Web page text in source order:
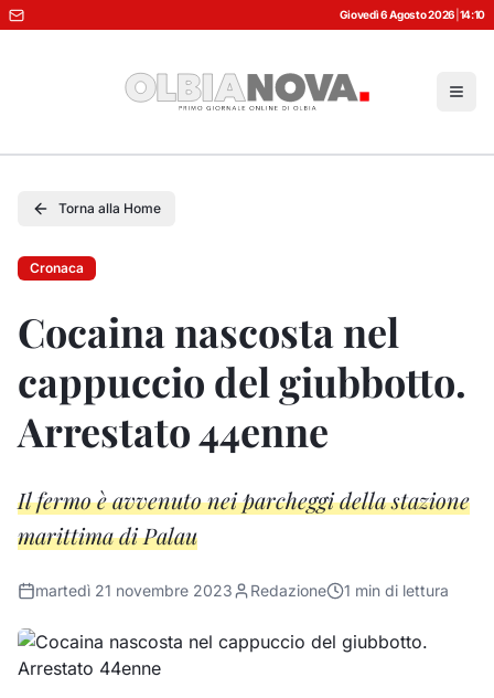
Giovedì 6 Agosto 2026 14:10
Torna alla Home
Cronaca
Cocaina nascosta nel
cappuccio del giubbotto.
Arrestato 44enne
Il fermo è avvenuto nei parcheggi della stazione
marittima di Palau
martedì 21 novembre 2023 Redazione 1 min di lettura